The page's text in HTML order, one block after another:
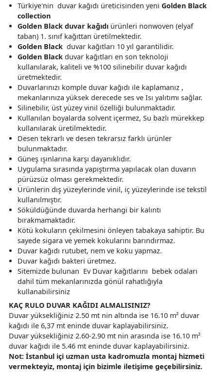
Türkiye'nin duvar kağıdı üreticisinden yeni Golden Black
collection
Golden Black duvar kağıdı ürünleri nonwoven (elyaf
taban) 1. sınıf kağıttan üretilmektedir.
Golden Black duvar kağıtları 10 yıl garantilidir.
Golden Black duvar kağıtları en son teknoloji
kullanılarak, kaliteli ve %100 silinebilir duvar kağıdı
üretmektedir.
Duvarlarınızı komple duvar kağıdı ile kaplamanız ,
mekanlarınıza yüksek derecede ses ve Isı yalıtımı sağlar.
Silinebilir, üst yüzey vinil özelliği bulunmaktadır.
Kullanılan boyalarda solvent içermez, Su bazlı mürekkep
kullanılarak üretilmektedir.
Desen tekrarlı ve desen tekrarsız farklı ürünler
bulunmaktadır.
Güneş ışınlarına karşı dayanıklıdır.
Uygulama sırasında yapıştırma yapılacak olan duvarın
pürüzsüz olması gerekmektedir.
Ürünlerin dış yüzeylerinde vinil, iç yüzeylerinde ise tekstil
kullanılmıştır.
Söküldüğünde duvarda herhangi bir kalıntı
bırakmamaktadır.
Kötü kokuların çekilmesini önleyen tabakaya sahiptir. Bu
sayede sigara ve yemek kokularını barındırmaz.
Duvar kağıdı rutubet, nem ve koku yapmaz.
Duvar kağıdı bakteri üretmez.
Sitemizde bulunan Ev Duvar kağıtlarını bebek odaları
dahil tüm mekanlarınızda gönül rahatlığıyla
kullanabilirsiniz
KAÇ RULO DUVAR KAĞIDI ALMALISINIZ?
Duvar yüksekliğiniz 2.50 mt nin altında ise 16.10 m² duvar
kağıdı ile 6,37 mt eninde duvar kaplayabilirsiniz.
Duvar yüksekliğiniz 2.60-2.90 mt nin arasında ise 16.10 m²
duvar kağıdı ile 5.46 mt eninde duvar kaplayabilirsiniz.
Not: İstanbul içi uzman usta kadromuzla montaj hizmeti
vermekteyiz, montaj için bizimle iletişime geçebilirsiniz.